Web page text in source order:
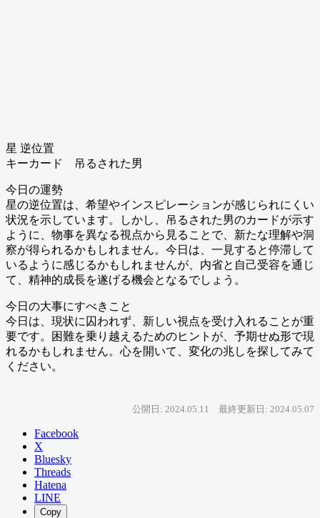
星 逆位置
キーカード 吊るされた男
今日の運勢
星の逆位置は、希望やインスピレーションが感じられにくい
状況を示しています。しかし、吊るされた男のカードが示す
ように、物事を異なる視点から見ることで、新たな理解や洞
察が得られるかもしれません。今日は、一見すると停滞して
いるように感じるかもしれませんが、内省と自己受容を通じ
て、精神的成長を遂げる機会となるでしょう。
今日の大事にすべきこと
今日は、現状に囚われず、新しい視点を受け入れることが重
要です。困難を乗り越えるためのヒントが、予期せぬ形で現
れるかもしれません。心を開いて、変化の兆しを探してみて
ください。
公開日: 2024.05.11 最終更新日: 2024.05.07
Facebook
X
Bluesky
Threads
Hatena
LINE
Copy